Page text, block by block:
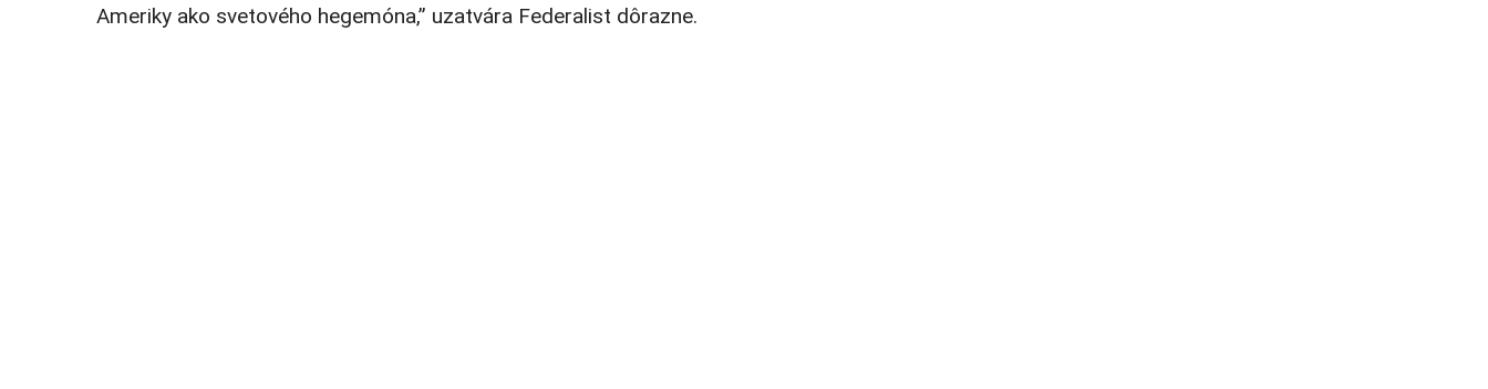
Ameriky ako svetového hegemóna,” uzatvára Federalist dôrazne.